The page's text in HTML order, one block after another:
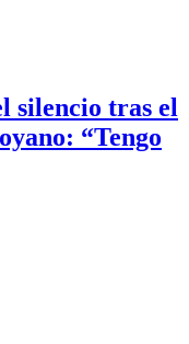
silencio tras el
“Tengo